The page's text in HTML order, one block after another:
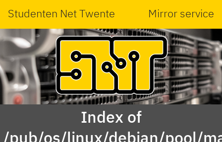
Studenten Net Twente Mirror service
Index of